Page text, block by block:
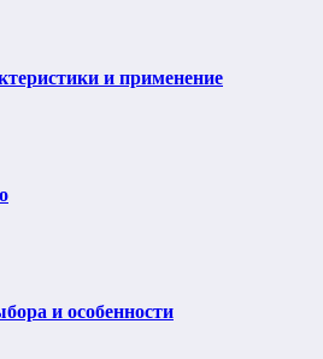
и применение
и особенности